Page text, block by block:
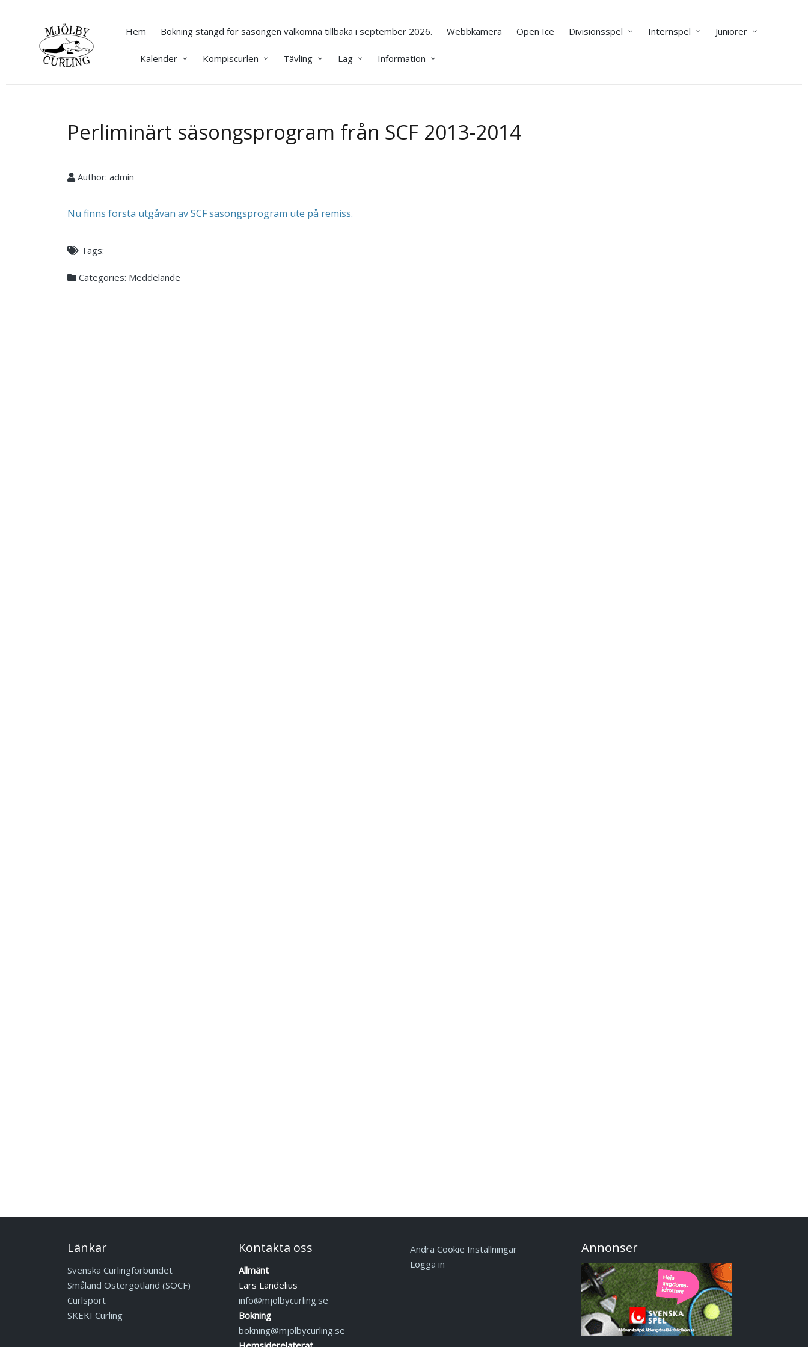
Hem Bokning stängd för säsongen välkomna tillbaka i september 2026. Webbkamera Open Ice Divisionsspel Internspel Juniorer
Kalender Kompiscurlen Tävling Lag Information
Perliminärt säsongsprogram från SCF 2013-2014
Author: admin
Nu finns första utgåvan av SCF säsongsprogram ute på remiss.
Tags:
Categories: Meddelande
Länkar
Svenska Curlingförbundet
Småland Östergötland (SÖCF)
Curlsport
SKEKI Curling
Kontakta oss
Allmänt
Lars Landelius
info@mjolbycurling.se
Bokning
bokning@mjolbycurling.se
Ändra Cookie Inställningar
Logga in
Annonser